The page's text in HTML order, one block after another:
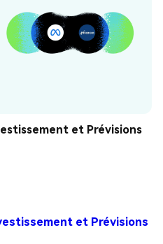
et Prévisions
et Prévisions